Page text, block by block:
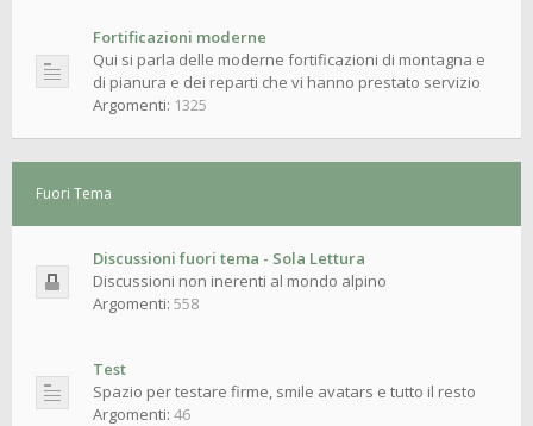
Fortificazioni moderne
Qui si parla delle moderne fortificazioni di montagna e
di pianura e dei reparti che vi hanno prestato servizio
Argomenti: 1325
Fuori Tema
Discussioni fuori tema - Sola Lettura
Discussioni non inerenti al mondo alpino
Argomenti: 558
Test
Spazio per testare firme, smile avatars e tutto il resto
Argomenti: 46